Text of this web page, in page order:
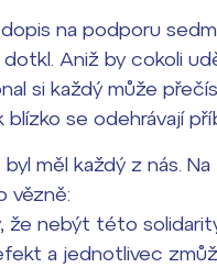
na podporu
Aniž by cokoli
si každý může
blízko se odehrávají
měl každý z nás.
vězně:
že nebýt této
a jednotlivec